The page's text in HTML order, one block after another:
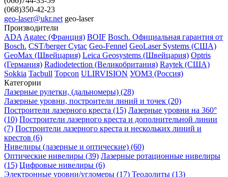
(068)350-42-23
geo-laser@ukr.net geo-laser
Производители
ADA Agatec (Франция) BOIF Bosch. Официальная гарантия от
Вosch. CST/bergerCytac Geo-Fennel GeoLaser Systems (CША)
GeoMax (Швейцария) Leica Geosystems (Швейцария) Optris
(Германия) Radiodetection (Великобритания) Raytek (США)
Sokkia Tacbull Topcon ULIRVISION УОМЗ (Россия)
Категории
Лазерные рулетки, (дальномеры) (28)
Лазерные уровни, построители линий и точек (20)
Построители лазерного креста (15) Лазерные уровни на 360°
(10) Построители лазерного креста и дополнительной линии
(7) Построители лазерного креста и нескольких линий и
крестов (6)
Нивелиры (лазерные и оптические) (60)
Оптические нивелиры (39) Лазерные ротационные нивелиры
(15) Цифровые нивелиры (6)
Электронные уровни/угломеры (17) Теодолиты (13)